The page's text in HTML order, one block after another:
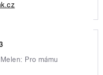
Pro mámu